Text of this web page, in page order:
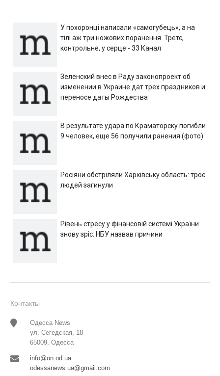
У похоронці написали «самогубець», а на
тілі аж три ножових поранення. Третє,
контрольне, у серце - 33 Канал
Зеленский внес в Раду законопроект об
изменении в Украине дат трех праздников и
переносе даты Рождества
В результате удара по Краматорску погибли
9 человек, еще 56 получили ранения (фото)
Росіяни обстріляли Харківську область: троє
людей загинули
Рівень стресу у фінансовій системі України
знову зріс: НБУ назвав причини
Контакты
Одесса News
ул. Сегедская, 18
65009, Одесса
info@on.od.ua
odessanews.ua@gmail.com